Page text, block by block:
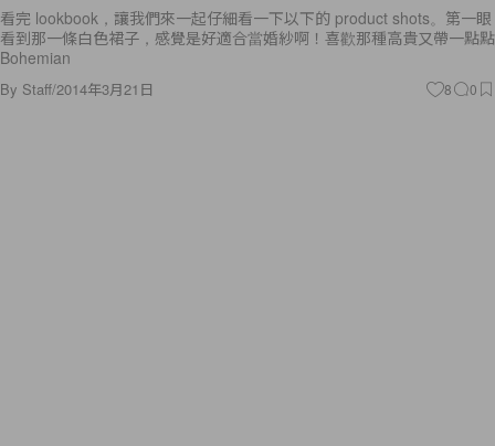
看完 lookbook，讓我們來一起仔細看一下以下的 product shots。第一眼
看到那一條白色裙子，感覺是好適合當婚紗啊！喜歡那種高貴又帶一點點
Bohemian
By Staff/2014年3月21日 8 0